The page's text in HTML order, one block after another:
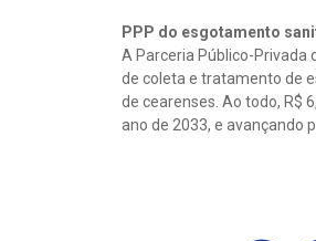
PPP do esgotamento
A Parceria Público-Privada
de coleta e tratamento de
de cearenses. Ao todo, R$
ano de 2033, e avançando